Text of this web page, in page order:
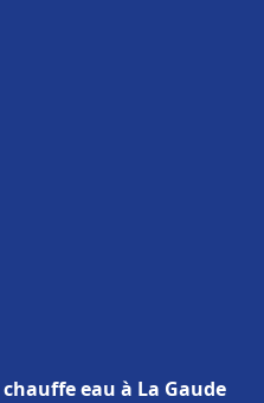
eau à La Gaude